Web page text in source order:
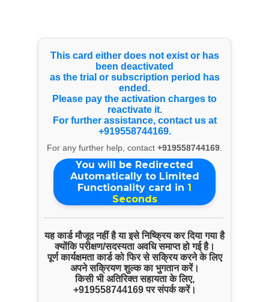
This card either does not exist or has
been deactivated
as the trial or subscription period has
ended.
Please pay the activation charges to
reactivate it.
For further assistance, contact us at
+919558744169.
For any further help, contact +919558744169
You will be Redirected
Automatically to Limited
Functionality card in 1
Seconds
यह कार्ड मौजूद नहीं है या इसे निष्क्रिय कर दिया गया है
क्योंकि परीक्षण/सदस्यता अवधि समाप्त हो गई है।
पूर्ण कार्यक्षमता कार्ड को फिर से सक्रिय करने के लिए
अपने सक्रियण शुल्क का भुगतान करें।
किसी भी अतिरिक्त सहायता के लिए,
+919558744169पर संपर्क करें।
Image Gallery